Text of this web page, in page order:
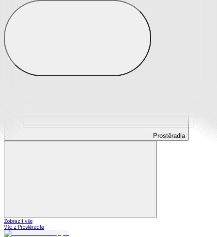
Prostěradla
Prostěradla
Zobrazit vše
Vše z Prostěradla